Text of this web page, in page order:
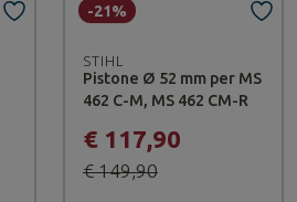
STIHL
Pistone Ø 52 mm per MS
462 C-M, MS 462 CM-R
€ 117,90
€ 149,90
-21%